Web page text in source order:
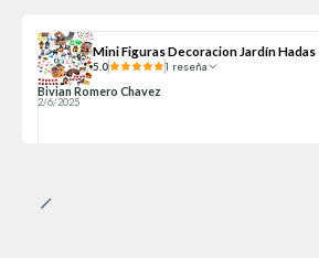
Mini Figuras Decoracion Jardín
5.0 1 reseña
Bivian Romero Chavez
2/6/2025